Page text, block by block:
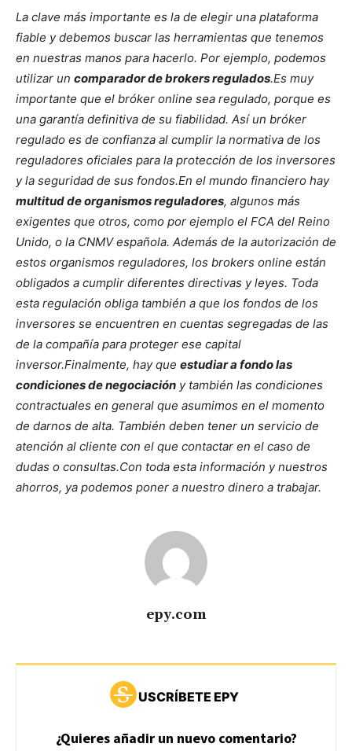
La clave más importante es la de elegir una plataforma
fiable y debemos buscar las herramientas que tenemos
en nuestras manos para hacerlo. Por ejemplo, podemos
utilizar un comparador de brokers regulados.Es muy
importante que el bróker online sea regulado, porque es
una garantía definitiva de su fiabilidad. Así un bróker
regulado es de confianza al cumplir la normativa de los
reguladores oficiales para la protección de los inversores
y la seguridad de sus fondos.En el mundo financiero hay
multitud de organismos reguladores, algunos más
exigentes que otros, como por ejemplo el FCA del Reino
Unido, o la CNMV española. Además de la autorización de
estos organismos reguladores, los brokers online están
obligados a cumplir diferentes directivas y leyes. Toda
esta regulación obliga también a que los fondos de los
inversores se encuentren en cuentas segregadas de las
de la compañía para proteger ese capital
inversor.Finalmente, hay que estudiar a fondo las
condiciones de negociación y también las condiciones
contractuales en general que asumimos en el momento
de darnos de alta. También deben tener un servicio de
atención al cliente con el que contactar en el caso de
dudas o consultas.Con toda esta información y nuestros
ahorros, ya podemos poner a nuestro dinero a trabajar.
epy.com
USCRÍBETE EPY
¿Quieres añadir un nuevo comentario?